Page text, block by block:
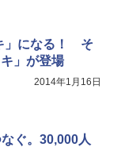
」になる！ そ
」が登場
2014年1月16日
ぐ。30,000人